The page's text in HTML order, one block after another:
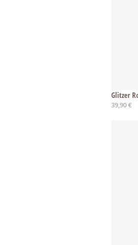
Glitzer
39,90 €